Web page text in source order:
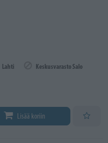
Lahti Keskusvarasto Salo
Lisää koriin